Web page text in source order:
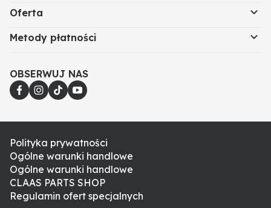
Oferta
Metody płatności
OBSERWUJ NAS
Polityka prywatności
Ogólne warunki handlowe
Ogólne warunki handlowe
CLAAS PARTS SHOP
Regulamin ofert specjalnych